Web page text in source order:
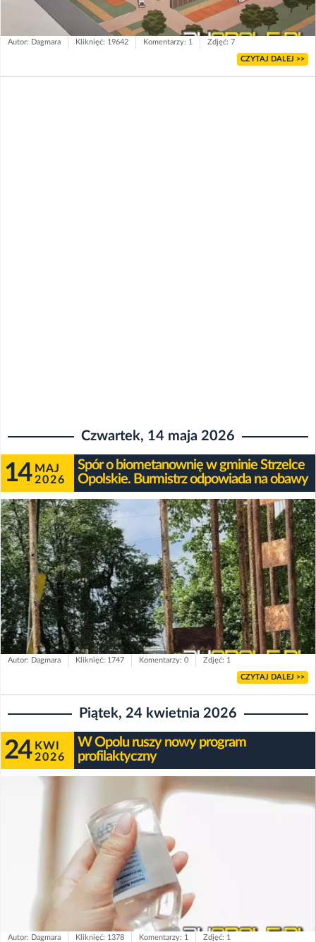
Autor: Dagmara Kliknięć: 19642 Komentarzy: 1 Zdjęć: 7
CZYTAJ DALEJ >>
Czwartek, 14 maja 2026
14 MAJ
2026
Spór o biometanownię w gminie Strzelce
Opolskie. Burmistrz odpowiada na obawy
Autor: Dagmara Kliknięć: 1747 Komentarzy: 0 Zdjęć: 1
CZYTAJ DALEJ >>
Piątek, 24 kwietnia 2026
24 KWI
2026
W Opolu ruszy nowy program
profilaktyczny
Autor: Dagmara Kliknięć: 1378 Komentarzy: 1 Zdjęć: 1